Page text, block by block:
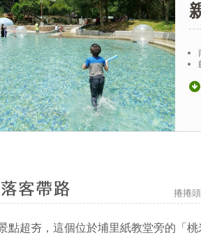
捲捲
點超夯，這個位於埔里紙教堂旁的「桃